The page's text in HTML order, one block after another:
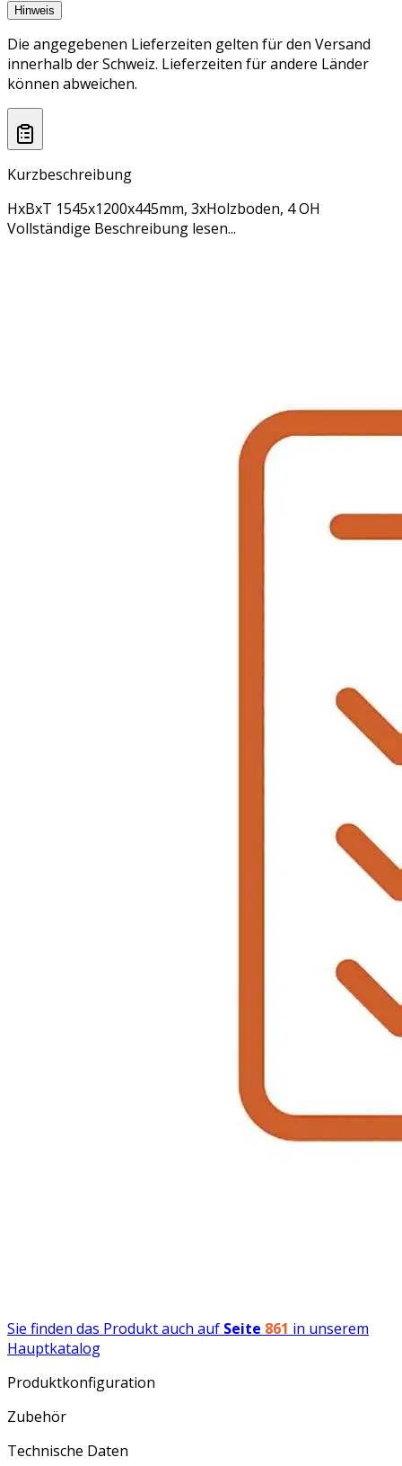
Hinweis
Die angegebenen Lieferzeiten gelten für den Versand
innerhalb der Schweiz. Lieferzeiten für andere Länder
können abweichen.
Kurzbeschreibung
HxBxT 1545x1200x445mm, 3xHolzboden, 4 OH
Vollständige Beschreibung lesen...
Sie finden das Produkt auch auf Seite 861 in unserem
Hauptkatalog
Produktkonfiguration
Zubehör
Technische Daten